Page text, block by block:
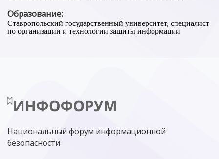
Образование:
Ставропольский государственный университет, специалист
по организации и технологии защиты информации
Национальный форум информационной
безопасности